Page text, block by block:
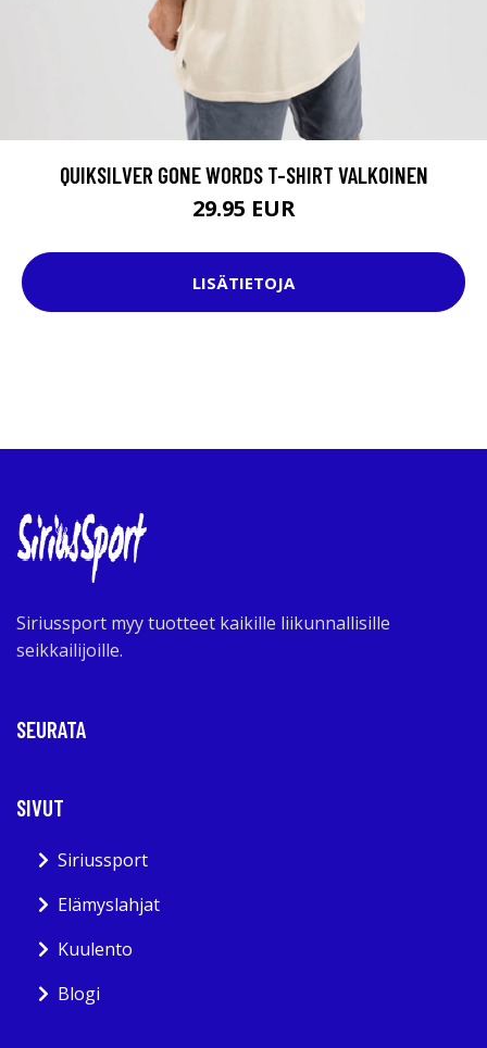
QUIKSILVER GONE WORDS T-SHIRT VALKOINEN
29.95 EUR
LISÄTIETOJA
Siriussport myy tuotteet kaikille liikunnallisille
seikkailijoille.
SEURATA
SIVUT
Siriussport
Elämyslahjat
Kuulento
Blogi